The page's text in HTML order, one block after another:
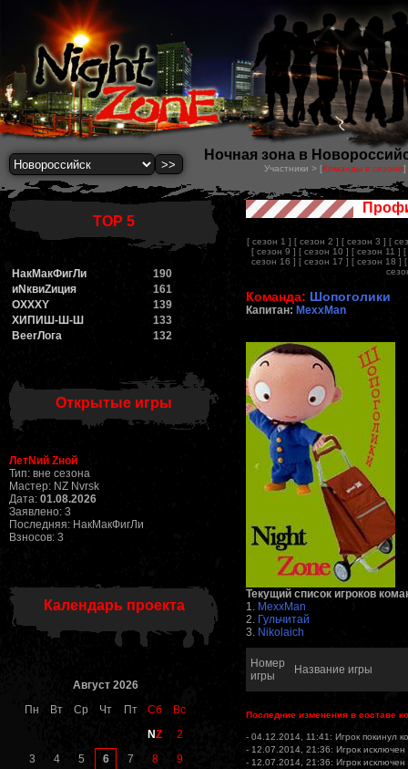
Ночная зона в
Участники > [Команды в сезоне]
TOP 5
НакМакФигЛи
190
иNквиZиция
161
OXXXY
139
ХИПИШ-Ш-Ш
133
BeerЛога
132
Открытые игры
ЛетNий Zной
Тип: вне сезона
Мастер: NZ Nvrsk
Дата: 01.08.2026
Заявлено: 3
Последняя: НакМакФигЛи
Взносов: 3
Календарь проекта
Август 2026
Пн
Вт Ср Чт Пт Сб
Вс
NZ
2
3
4 5 6 7 8
9
[ сезон 1 ] [ сезон 2 ] [ сезон 3 ] [
[ сезон 9 ] [ сезон 10 ] [ сезон 11 ]
сезон 16 ] [ сезон 17 ] [ сезон 18 ]
Команда: Шопоголики
Капитан: MexxMan
Текущий список игроков
1. MexxMan
2. Гульчитай
3. Nikolaich
Номер
игры
Название игры
Последние изменения в составе
- 04.12.2014, 11:41: Игрок покинул
- 12.07.2014, 21:36: Игрок
- 12.07.2014, 21:36: Игрок